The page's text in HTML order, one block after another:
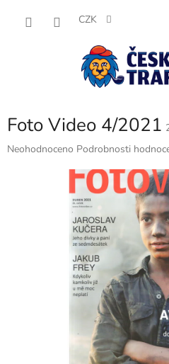
CZK
Foto Video 4/2021
Průměrné
Neohodnoceno Podrobnosti